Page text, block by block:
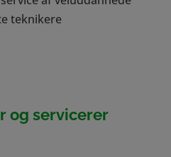
teknikere
og servicerer